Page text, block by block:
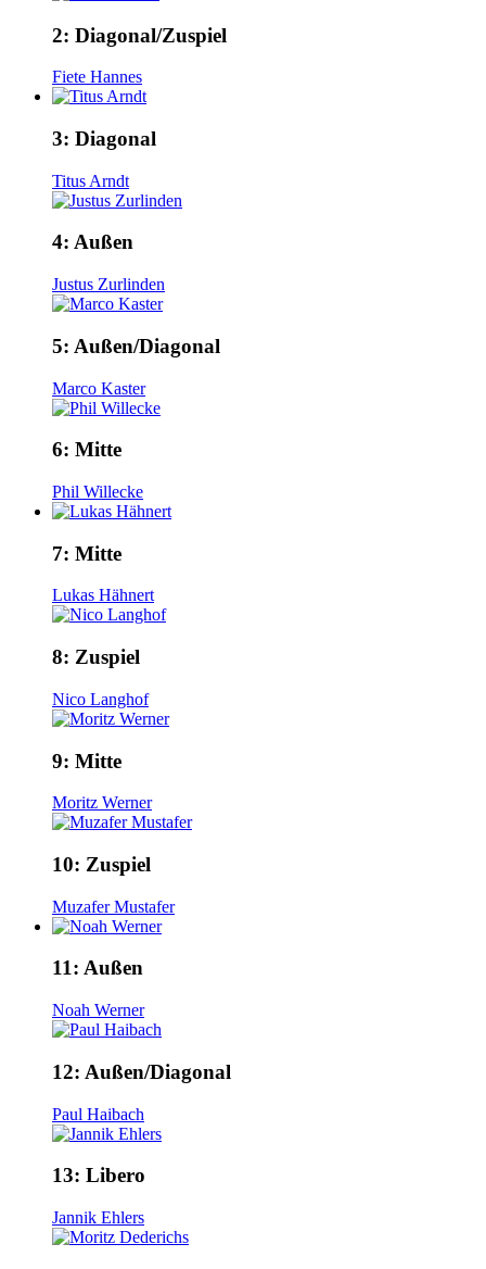
2: Diagonal/Zuspiel
Fiete Hannes
3: Diagonal
Titus Arndt
4: Außen
Justus Zurlinden
5: Außen/Diagonal
Marco Kaster
6: Mitte
Phil Willecke
7: Mitte
Lukas Hähnert
8: Zuspiel
Nico Langhof
9: Mitte
Moritz Werner
10: Zuspiel
Muzafer Mustafer
11: Außen
Noah Werner
12: Außen/Diagonal
Paul Haibach
13: Libero
Jannik Ehlers